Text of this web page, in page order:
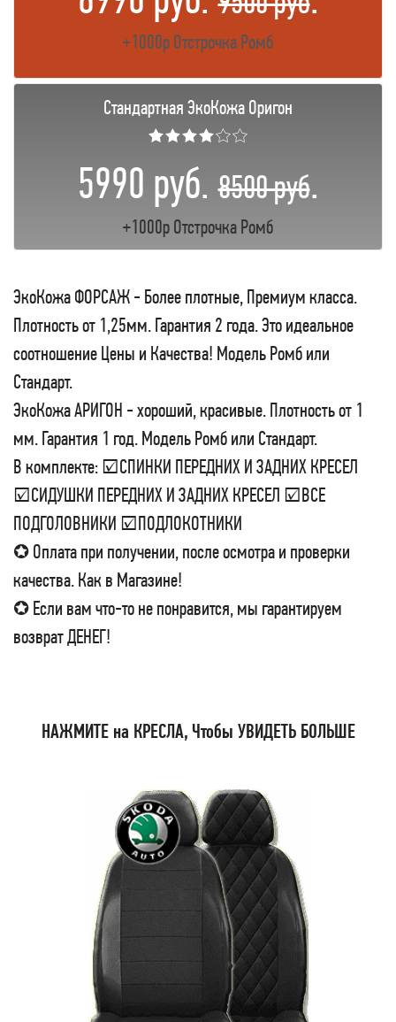
+1000р Отстрочка Ромб
Стандартная ЭкоКожа Оригон
★★★★☆☆
5990 руб.8500 руб.
+1000р Отстрочка Ромб
ЭкоКожа ФОРСАЖ - Более плотные, Премиум класса.
Плотность от 1,25мм. Гарантия 2 года. Это идеальное
соотношение Цены и Качества! Модель Ромб или
Стандарт.
ЭкоКожа АРИГОН - хороший, красивые. Плотность от 1
мм. Гарантия 1 год. Модель Ромб или Стандарт.
В комплекте: ☑СПИНКИ ПЕРЕДНИХ И ЗАДНИХ КРЕСЕЛ
☑СИДУШКИ ПЕРЕДНИХ И ЗАДНИХ КРЕСЕЛ ☑ВСЕ
ПОДГОЛОВНИКИ ☑ПОДЛОКОТНИКИ
✪ Оплата при получении, после осмотра и проверки
качества. Как в Магазине!
✪ Если вам что-то не понравится, мы гарантируем
возврат ДЕНЕГ!
НАЖМИТЕ на КРЕСЛА, Чтобы УВИДЕТЬ БОЛЬШЕ